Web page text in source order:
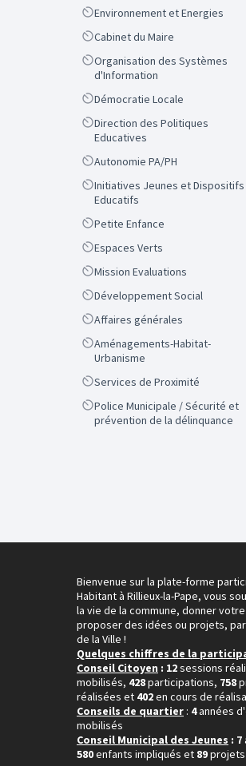
ScopeEnvironnement et Energies
ScopeCabinet du Maire
Scope
Organisation des Systèmes
d'Information
ScopeDémocratie Locale
Scope
Direction des Politiques
Educatives
ScopeAutonomie PA/PH
Scope
Initiatives Jeunes et Dispositifs
Educatifs
ScopePetite Enfance
ScopeEspaces Verts
ScopeMission Evaluations
ScopeDéveloppement Social
ScopeAffaires générales
Scope
Aménagements-Habitat-
Urbanisme
ScopeServices de Proximité
Scope
Police Municipale / Sécurité et
prévention de la délinquance
Bienvenue sur la plate-forme
Habitant à Rillieux-la-Pape, vous
la vie de la commune, donner
proposer des idées ou projets,
de la Ville !
Quelques chiffres de la
Conseil Citoyen : 12sessions
mobilisés, 428participations, 758
réalisées et 402en cours de
Conseils de quartier : 4années
mobilisés
Conseil Municipal des Jeunes : 7
580enfants impliqués et 89